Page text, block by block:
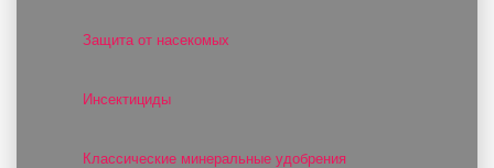
Защита от насекомых
Инсектициды
Классические минеральные удобрения